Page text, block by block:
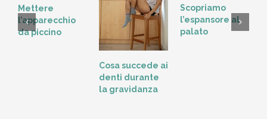
Mettere
l’apparecchio
da piccino
Cosa succede ai
denti durante
la gravidanza
Scopriamo
l’espansore al
palato